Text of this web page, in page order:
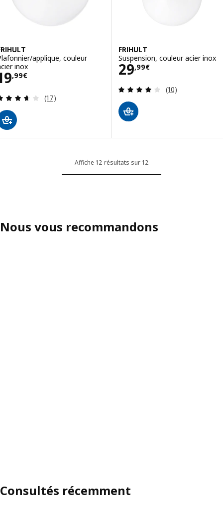
applique, couleur
inox
,99€
19,99€
Révision: 3.6 hors de 5 étoiles. Nombre total de
(17)
FRIHULT
Suspension, couleur acier inox
29,99€
Prix 29,99€
Révision: 4.1
(10)
Affiche 12 résultats sur 12
Nous vous recommandons
Consultés récemment